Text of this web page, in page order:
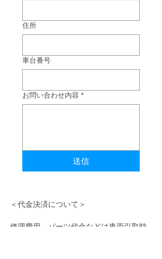
住所
車台番号
お問い合わせ内容 *
送信
＜代金決済について＞
修理費用、パーツ代金などは車両引取時